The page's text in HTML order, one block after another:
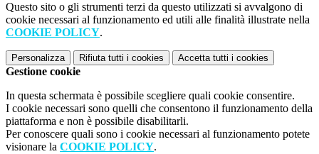
Questo sito o gli strumenti terzi da questo utilizzati si avvalgono di
cookie necessari al funzionamento ed utili alle finalità illustrate nella
COOKIE POLICY.
Personalizza Rifiuta tutti i cookies Accetta tutti i cookies
Gestione cookie
In questa schermata è possibile scegliere quali cookie consentire.
I cookie necessari sono quelli che consentono il funzionamento della
piattaforma e non è possibile disabilitarli.
Per conoscere quali sono i cookie necessari al funzionamento potete
visionare la COOKIE POLICY.